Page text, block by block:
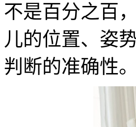
不是百分之百
儿的位置、姿
判断的准确性。